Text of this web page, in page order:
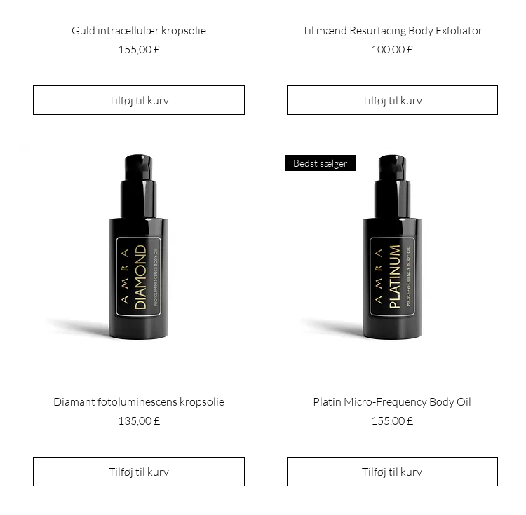
Guld intracellulær kropsolie
Pris
155,00 £
Tilføj til kurv
Til mænd Resurfacing Body Exfoliator
Pris
100,00 £
Tilføj til kurv
Diamant fotoluminescens kropsolie
Pris
135,00 £
Tilføj til kurv
Bedst sælger
Platin Micro-Frequency Body Oil
Pris
155,00 £
Tilføj til kurv